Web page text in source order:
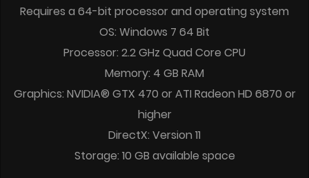
Requires a 64-bit processor and operating system
OS: Windows 7 64 Bit
Processor: 2.2 GHz Quad Core CPU
Memory: 4 GB RAM
Graphics: NVIDIA® GTX 470 or ATI Radeon HD 6870 or
higher
DirectX: Version 11
Storage: 10 GB available space